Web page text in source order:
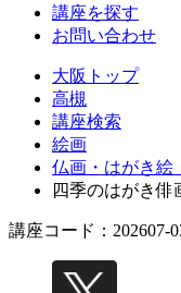
講座を探す
お問い合わせ
大阪トップ
高槻
講座検索
絵画
仏画・はがき絵
四季のはがき俳
講座コード：202607-